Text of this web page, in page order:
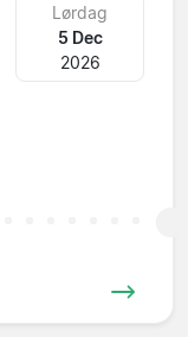
Lørdag
5 Dec
2026